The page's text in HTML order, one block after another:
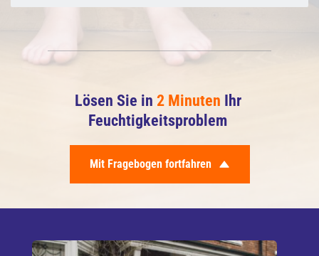
Lösen Sie in 2 Minuten Ihr
Feuchtigkeitsproblem
Mit Fragebogen fortfahren